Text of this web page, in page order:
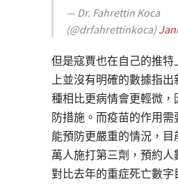
— Dr. Fahrettin Koca
(@drfahrettinkoca)
但是寇賈也在自己的推特
上並沒有明確的數據指
種相比更病情會更輕微，
防措施。而疫苗的作用需
能預防更嚴重的情況，目
萬人施打第三劑，預約人
對比去年的重症死亡數字